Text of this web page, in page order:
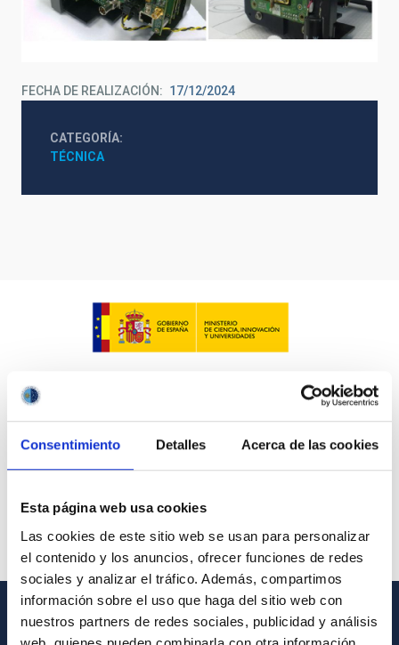
Consentimiento Detalles Acerca de las cookies
Esta página web usa cookies
Las cookies de este sitio web se usan para personalizar
el contenido y los anuncios, ofrecer funciones de redes
sociales y analizar el tráfico. Además, compartimos
información sobre el uso que haga del sitio web con
nuestros partners de redes sociales, publicidad y análisis
FECHA DE REALIZACIÓN 17/12/2024
CATEGORÍA
TÉCNICA
INFORMACIÓN GENERAL